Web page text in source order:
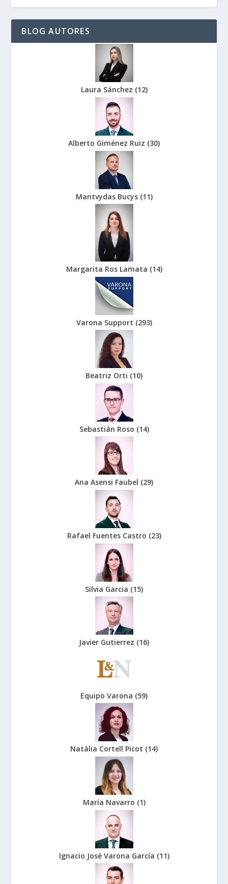
BLOG AUTORES
Laura Sánchez (12)
Alberto Giménez Ruiz (30)
Mantvydas Bucys (11)
Margarita Ros Lamata (14)
Varona Support (293)
Beatriz Orti (10)
Sebastián Roso (14)
Ana Asensi Faubel (29)
Rafael Fuentes Castro (23)
Silvia Garcia (15)
Javier Gutierrez (16)
Equipo Varona (59)
Natàlia Cortell Picot (14)
María Navarro (1)
Ignacio José Varona García (11)